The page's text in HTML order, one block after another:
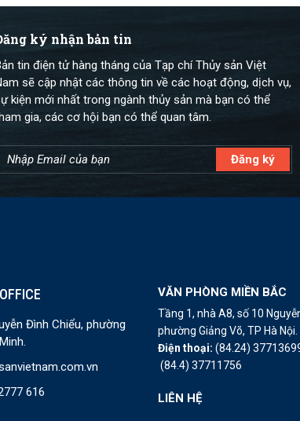
2017 – 2020.
ký nhận bản tin
tin điện tử hàng tháng của Tạp chí Thủy sản Việt
sẽ cập nhật các thông tin về các hoạt động, dịch vụ,
kiện mới nhất trong ngành thủy sản mà bạn có thể
gia, các cơ hội bạn có thể quan tâm.
Đình Chiểu, phường
616
VĂN PHÒNG MIỀN BẮC
Tầng 1, nhà A8, số 10
phường Giảng Võ, TP Hà Nội.
Điện thoại:(84.24)
(84.4) 37711756
LIÊN HỆ